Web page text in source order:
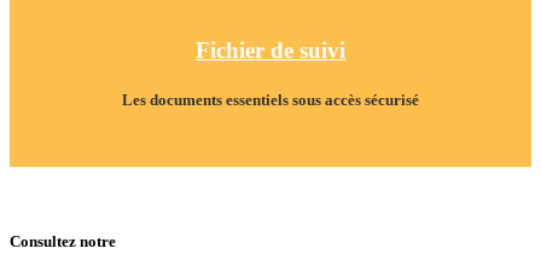
Fichier de suivi
Les documents essentiels sous accès sécurisé
Consultez notre